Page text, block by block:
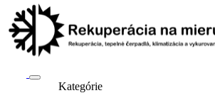
Kategórie